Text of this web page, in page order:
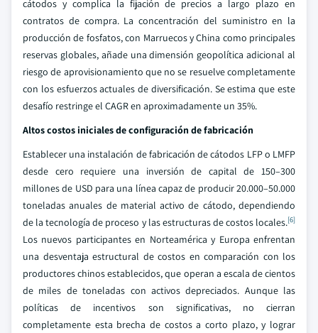
cátodos y complica la fijación de precios a largo plazo en
contratos de compra. La concentración del suministro en la
producción de fosfatos, con Marruecos y China como principales
reservas globales, añade una dimensión geopolítica adicional al
riesgo de aprovisionamiento que no se resuelve completamente
con los esfuerzos actuales de diversificación. Se estima que este
desafío restringe el CAGR en aproximadamente un 35%.
Altos costos iniciales de configuración de fabricación
Establecer una instalación de fabricación de cátodos LFP o LMFP
desde cero requiere una inversión de capital de 150–300
millones de USD para una línea capaz de producir 20.000–50.000
toneladas anuales de material activo de cátodo, dependiendo
de la tecnología de proceso y las estructuras de costos locales.[6]
Los nuevos participantes en Norteamérica y Europa enfrentan
una desventaja estructural de costos en comparación con los
productores chinos establecidos, que operan a escala de cientos
de miles de toneladas con activos depreciados. Aunque las
políticas de incentivos son significativas, no cierran
completamente esta brecha de costos a corto plazo, y lograr